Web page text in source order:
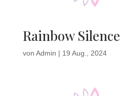
Rainbow Silence
von Admin | 19 Aug., 2024